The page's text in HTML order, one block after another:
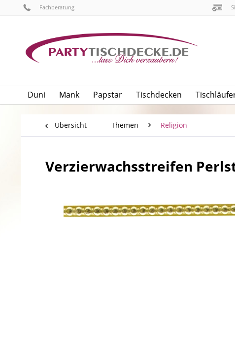
Fachberatung
Duni Mank Papstar Tischdecken
Übersicht Themen Religion
Verzierwachsstreifen